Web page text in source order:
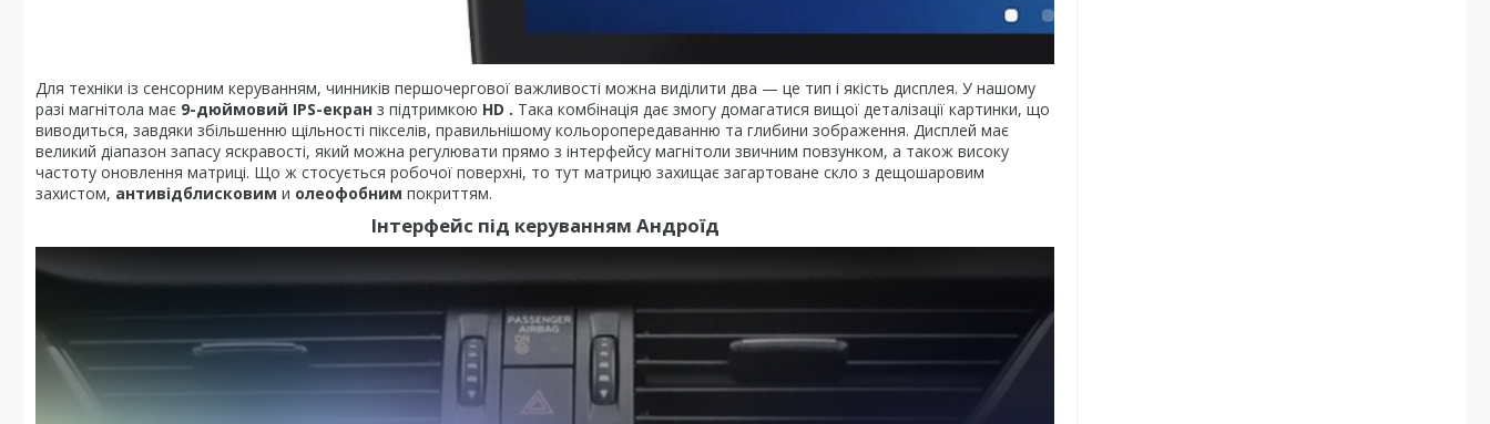
Для техніки із сенсорним керуванням, чинників першочергової важливості можна виділити два — це тип і якість дисплея. У нашому
разі магнітола має 9-дюймовий IPS-екран з підтримкою HD . Така комбінація дає змогу домагатися вищої деталізації картинки, що
виводиться, завдяки збільшенню щільності пікселів, правильнішому кольоропередаванню та глибини зображення. Дисплей має
великий діапазон запасу яскравості, який можна регулювати прямо з інтерфейсу магнітоли звичним повзунком, а також високу
частоту оновлення матриці. Що ж стосується робочої поверхні, то тут матрицю захищає загартоване скло з дещошаровим
захистом, антивідблисковим и олеофобним покриттям.
Інтерфейс під керуванням Андроїд